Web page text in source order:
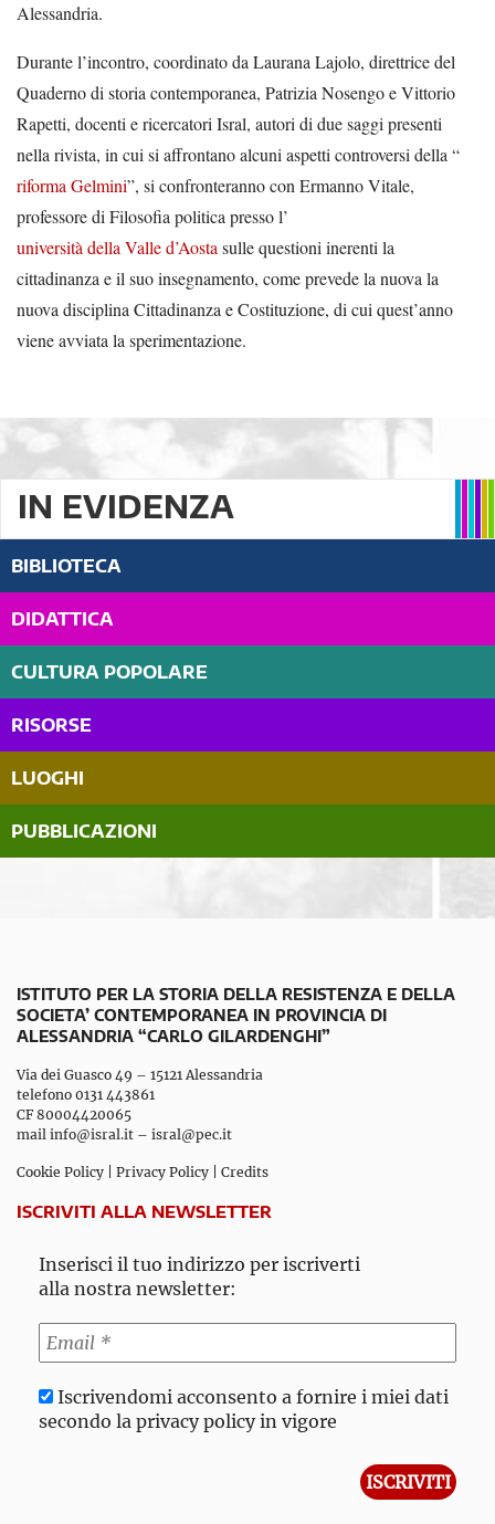
Alessandria.
Durante l’incontro, coordinato da Laurana Lajolo, direttrice del
Quaderno di storia contemporanea, Patrizia Nosengo e Vittorio
Rapetti, docenti e ricercatori Isral, autori di due saggi presenti
nella rivista, in cui si affrontano alcuni aspetti controversi della “
riforma Gelmini”, si confronteranno con Ermanno Vitale,
professore di Filosofia politica presso l’
università della Valle d’Aostasulle questioni inerenti la
cittadinanza e il suo insegnamento, come prevede la nuova la
nuova disciplina Cittadinanza e Costituzione, di cui quest’anno
viene avviata la sperimentazione.
IN EVIDENZA
BIBLIOTECA
DIDATTICA
CULTURA POPOLARE
RISORSE
LUOGHI
PUBBLICAZIONI
ISTITUTO PER LA STORIA DELLA RESISTENZA E DELLA
SOCIETA’ CONTEMPORANEA IN PROVINCIA DI
ALESSANDRIA “CARLO GILARDENGHI”
Via dei Guasco 49 – 15121 Alessandria
telefono 0131 443861
CF 80004420065
mail info@isral.it – isral@pec.it
Cookie Policy Privacy Policy Credits
ISCRIVITI ALLA NEWSLETTER
Inserisci il tuo indirizzo per iscriverti
alla nostra newsletter:
Iscrivendomi acconsento a fornire i miei dati
secondo la privacy policy in vigore